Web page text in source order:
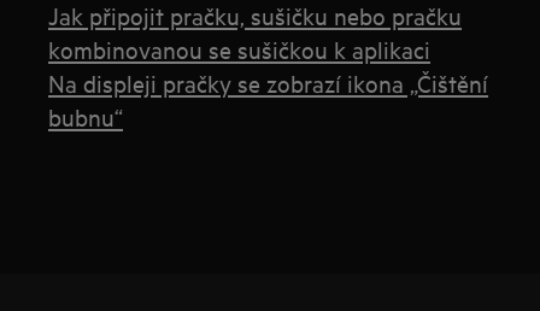
Jak připojit pračku, sušičku nebo pračku
kombinovanou se sušičkou k aplikaci
Na displeji pračky se zobrazí ikona „Čištění
bubnu“